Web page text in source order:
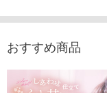
おすすめ商品